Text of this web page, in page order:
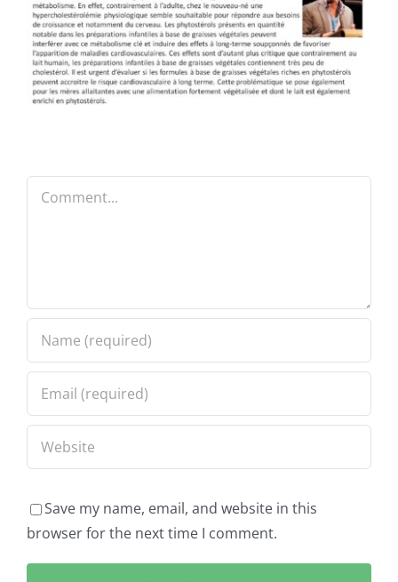
Comment
Save my name, email, and website in this
browser for the next time I comment.